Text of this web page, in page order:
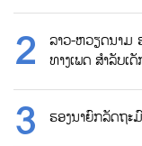
ລາວ-ຫວຽດນາມ
ທາງເພດ ສຳລັບເ
ຮອງນາຍົກລັດຖະ